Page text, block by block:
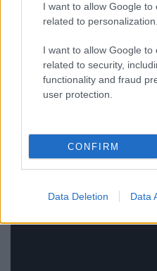
I want to allow Google to
related to personalization.
I want to allow Google to
related to security,
functionality and fraud
user protection.
CONFIRM
Data Deletion Data
És akkor íme a Grand